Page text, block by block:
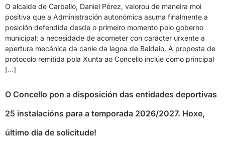
O alcalde de Carballo, Daniel Pérez, valorou de maneira moi
positiva que a Administración autonómica asuma finalmente a
posición defendida desde o primeiro momento polo goberno
municipal: a necesidade de acometer con carácter urxente a
apertura mecánica da canle da lagoa de Baldaio. A proposta de
protocolo remitida pola Xunta ao Concello inclúe como principal
[…]
O Concello pon a disposición das entidades deportivas
25 instalacións para a temporada 2026/2027. Hoxe,
último día de solicitude!